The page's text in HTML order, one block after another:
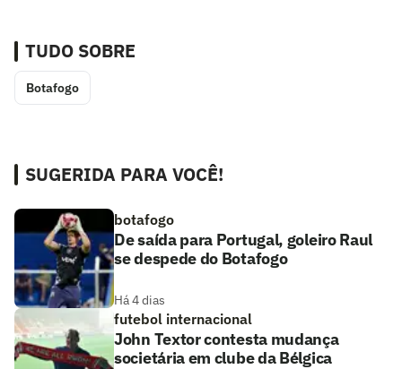
TUDO SOBRE
Botafogo
SUGERIDA PARA VOCÊ!
botafogo
De saída para Portugal, goleiro Raul
se despede do Botafogo
Há 4 dias
futebol internacional
John Textor contesta mudança
societária em clube da Bélgica